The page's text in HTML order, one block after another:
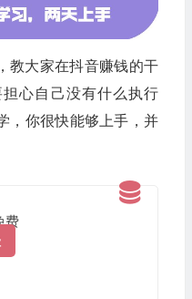
教大家在抖音赚钱的干
心自己没有什么执行
，你很快能够上手，并
费